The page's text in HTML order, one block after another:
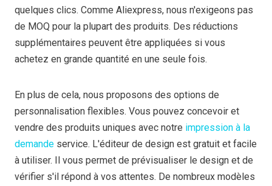
quelques clics. Comme Aliexpress, nous n'exigeons pas
de MOQ pour la plupart des produits. Des réductions
supplémentaires peuvent être appliquées si vous
achetez en grande quantité en une seule fois.
En plus de cela, nous proposons des options de
personnalisation flexibles. Vous pouvez concevoir et
vendre des produits uniques avec notre impression à la
demande service. L'éditeur de design est gratuit et facile
à utiliser. Il vous permet de prévisualiser le design et de
vérifier s'il répond à vos attentes. De nombreux modèles